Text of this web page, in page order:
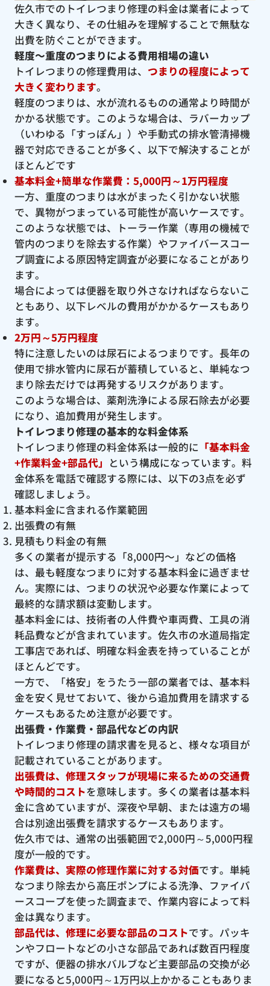
佐久市でのトイレつまり修理の料金は業者によって
大きく異なり、その仕組みを理解することで無駄な
出費を防ぐことができます。
軽度〜重度のつまりによる費用相場の違い
トイレつまりの修理費用は、 つまりの程度によって
大きく変わります。
軽度のつまりは、水が流れるものの通常より時間が
かかる状態です。このような場合は、ラバーカップ
（いわゆる「すっぽん」）や手動式の排水管清掃機
器で対応できることが多く、以下で解決することが
ほとんどです
基本料金+簡単な作業費：5,000円～1万円程度
一方、重度のつまりは水がまったく引かない状態
で、異物がつまっている可能性が高いケースです。
このような状態では、トーラー作業（専用の機械で
管内のつまりを除去する作業）やファイバースコー
プ調査による原因特定調査が必要になることがあり
ます。
場合によっては便器を取り外さなければならないこ
ともあり、以下レベルの費用がかかるケースもあり
ます。
2万円～5万円程度
特に注意したいのは尿石によるつまりです。長年の
使用で排水管内に尿石が蓄積していると、単純なつ
まり除去だけでは再発するリスクがあります。
このような場合は、薬剤洗浄による尿石除去が必要
になり、追加費用が発生します。
トイレつまり修理の基本的な料金体系
トイレつまり修理の料金体系は一般的に 「基本料金
+作業料金+部品代」 という構成になっています。料
金体系を電話で確認する際には、以下の3点を必ず
確認しましょう。
基本料金に含まれる作業範囲
出張費の有無
見積もり料金の有無
多くの業者が提示する「8,000円〜」などの価格
は、最も軽度なつまりに対する基本料金に過ぎませ
ん。実際には、つまりの状況や必要な作業によって
最終的な請求額は変動します。
基本料金には、技術者の人件費や車両費、工具の消
耗品費などが含まれています。佐久市の水道局指定
工事店であれば、明確な料金表を持っていることが
ほとんどです。
一方で、「格安」をうたう一部の業者では、基本料
金を安く見せておいて、後から追加費用を請求する
ケースもあるため注意が必要です。
出張費・作業費・部品代などの内訳
トイレつまり修理の請求書を見ると、様々な項目が
記載されていることがあります。
出張費は、修理スタッフが現場に来るための交通費
や時間的コストを意味します。多くの業者は基本料
金に含めていますが、深夜や早朝、または遠方の場
合は別途出張費を請求するケースもあります。
佐久市では、通常の出張範囲で2,000円～5,000円程
度が一般的です。
作業費は、実際の修理作業に対する対価です。単純
なつまり除去から高圧ポンプによる洗浄、ファイバ
ースコープを使った調査まで、作業内容によって料
金は異なります。
部品代は、修理に必要な部品のコストです。パッキ
ンやフロートなどの小さな部品であれば数百円程度
ですが、便器の排水バルブなど主要部品の交換が必
要になると5,000円～1万円以上かかることもありま